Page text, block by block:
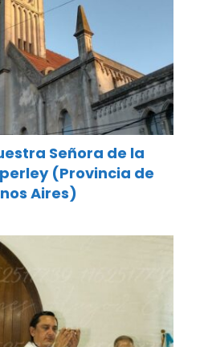
Señora de la
(Provincia de
Aires)